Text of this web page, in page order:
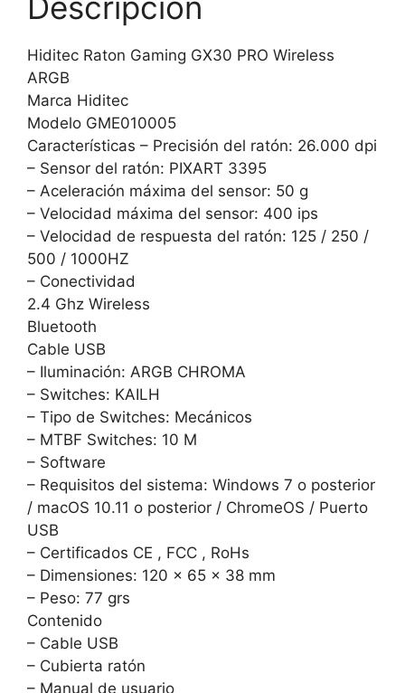
Hiditec Raton Gaming GX30 PRO Wireless
ARGB
Marca Hiditec
Modelo GME010005
Características – Precisión del ratón: 26.000 dpi
– Sensor del ratón: PIXART 3395
– Aceleración máxima del sensor: 50 g
– Velocidad máxima del sensor: 400 ips
– Velocidad de respuesta del ratón: 125 / 250 /
500 / 1000HZ
– Conectividad
2.4 Ghz Wireless
Bluetooth
Cable USB
– Iluminación: ARGB CHROMA
– Switches: KAILH
– Tipo de Switches: Mecánicos
– MTBF Switches: 10 M
– Software
– Requisitos del sistema: Windows 7 o posterior
/ macOS 10.11 o posterior / ChromeOS / Puerto
USB
– Certificados CE , FCC , RoHs
– Dimensiones: 120 x 65 x 38 mm
– Peso: 77 grs
Contenido
– Cable USB
– Cubierta ratón
– Manual de usuario